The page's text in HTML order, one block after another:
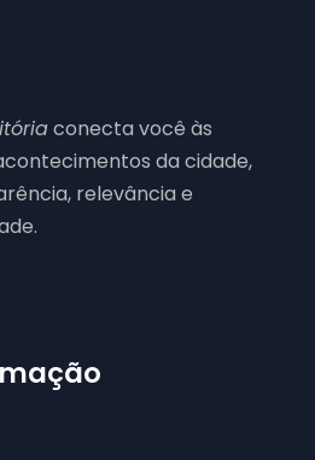
conecta você às
da cidade,
relevância e